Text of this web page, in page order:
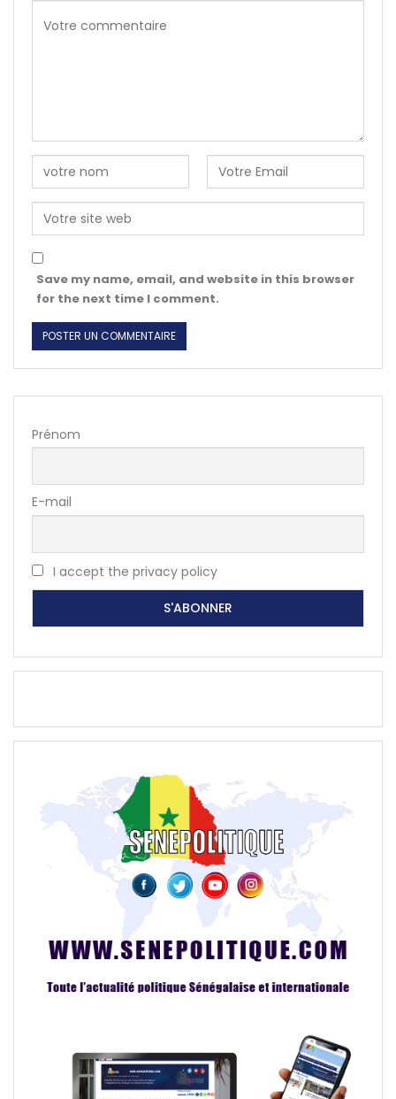
Save my name, email, and website in this browser
for the next time I comment.
Prénom
E-mail
I accept the privacy policy